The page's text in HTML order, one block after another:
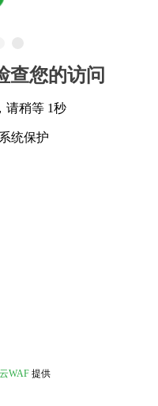
查您的访问
请稍等 1秒
统保护
WAF 提供